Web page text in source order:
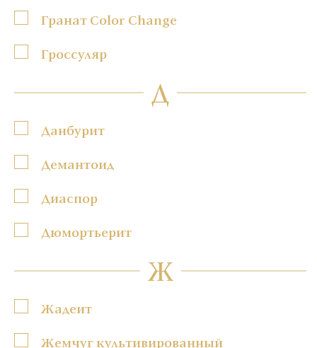
Гранат Color Change
Гроссуляр
Д
Данбурит
Демантоид
Диаспор
Дюмортьерит
Ж
Жадеит
Жемчуг культивированный